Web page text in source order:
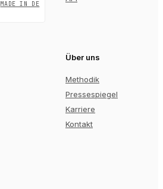
MADE IN DE
Über uns
Methodik
Pressespiegel
Karriere
Kontakt